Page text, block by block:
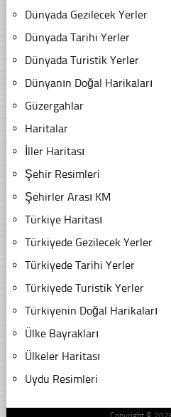
Dünyada Gezilecek Yerler
Dünyada Tarihi Yerler
Dünyada Turistik Yerler
Dünyanın Doğal Harikaları
Güzergahlar
Haritalar
İller Haritası
Şehir Resimleri
Şehirler Arası KM
Türkiye Haritası
Türkiyede Gezilecek Yerler
Türkiyede Tarihi Yerler
Türkiyede Turistik Yerler
Türkiyenin Doğal Harikaları
Ülke Bayrakları
Ülkeler Haritası
Uydu Resimleri